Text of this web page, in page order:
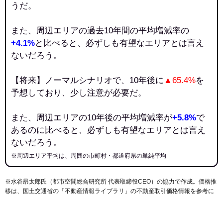
うだ。
また、周辺エリアの過去10年間の平均増減率の
+4.1%と比べると、必ずしも有望なエリアとは言え
ないだろう。
【将来】ノーマルシナリオで、10年後に ▲65.4%を
予想しており、少し注意が必要だ。
また、周辺エリアの10年後の平均増減率が+5.8%で
あるのに比べると、必ずしも有望なエリアとは言え
ないだろう。
※周辺エリア平均は、周囲の市町村・都道府県の単純平均
※水谷昂太郎氏（都市空間総合研究所 代表取締役CEO）の協力で作成。価格推
移は、国土交通省の「 不動産情報ライブラリ 」の不動産取引価格情報を参考に